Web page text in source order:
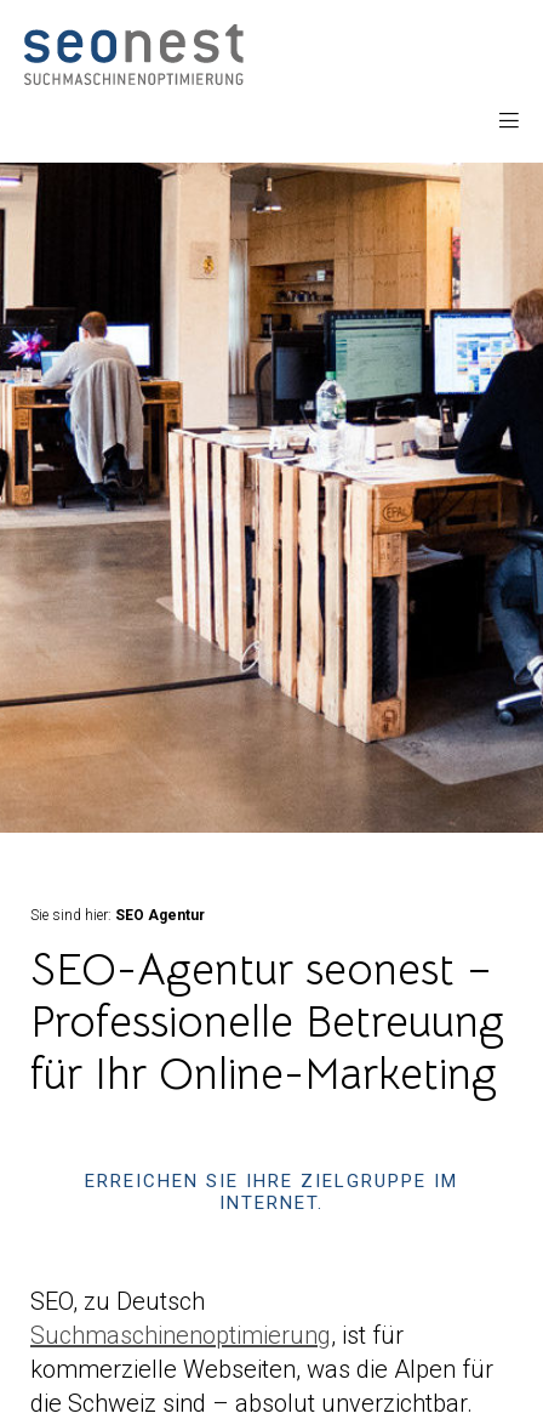
Sie sind hier: SEO Agentur
SEO-Agentur seonest –
Professionelle Betreuung
für Ihr Online-Marketing
ERREICHEN SIE IHRE ZIELGRUPPE IM
INTERNET.
SEO, zu Deutsch
Suchmaschinenoptimierung, ist für
kommerzielle Webseiten, was die Alpen für
die Schweiz sind – absolut unverzichtbar.